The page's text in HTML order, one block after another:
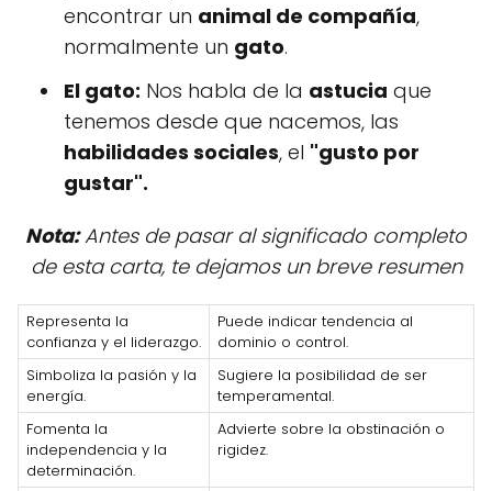
encontrar un animal de compañía,
normalmente un gato.
El gato: Nos habla de la astucia que
tenemos desde que nacemos, las
habilidades sociales, el "gusto por
gustar".
Nota:Antes de pasar al significado completo
de esta carta, te dejamos un breve resumen
Representa la
confianza y el liderazgo.
Puede indicar tendencia al
dominio o control.
Simboliza la pasión y la
energía.
Sugiere la posibilidad de ser
temperamental.
Fomenta la
independencia y la
determinación.
Advierte sobre la obstinación o
rigidez.